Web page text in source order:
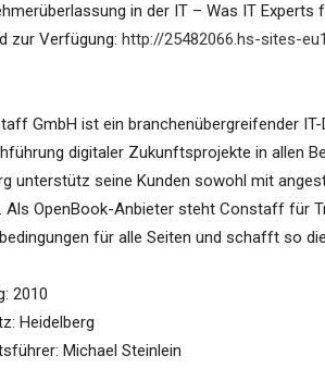
in der IT – Was IT
zur Verfügung: http://25482066.hs-sites-
GmbH ist ein branchenübergreifender
digitaler Zukunftsprojekte in allen
unterstütz seine Kunden sowohl mit
Als OpenBook-Anbieter steht Constaff für
für alle Seiten und schafft so
2010
Heidelberg
Michael Steinlein